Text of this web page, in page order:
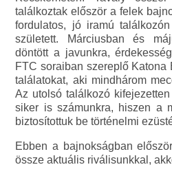
találkoztak először a felek
fordulatos, jó iramú
született. Márciusban és
döntött a javunkra,
FTC soraiban szereplő Katona
találatokat, aki mindhárom
Az utolsó találkozó
siker is számunkra, hiszen a
biztosítottuk be történelmi
Ebben a bajnokságban
össze aktuális riválisunkkal,